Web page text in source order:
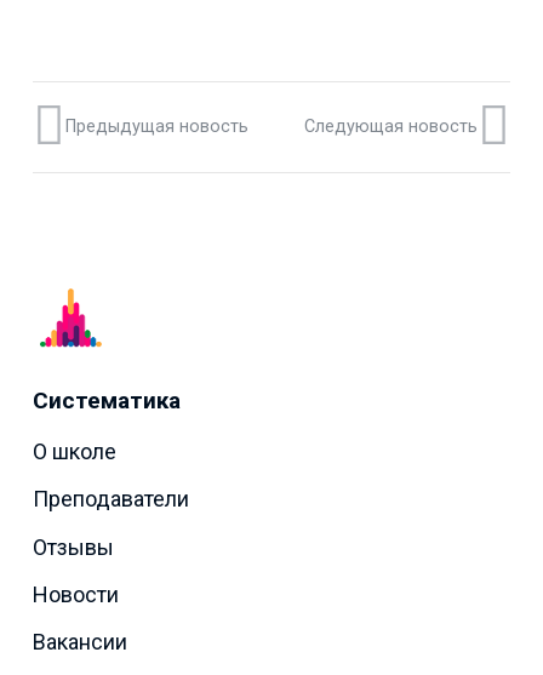
Предыдущая новость Следующая новость
Систематика
О школе
Преподаватели
Отзывы
Новости
Вакансии